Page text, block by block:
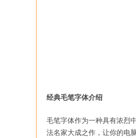
经典毛笔字体介绍
毛笔字体作为一种具有浓烈
法名家大成之作，让你的电